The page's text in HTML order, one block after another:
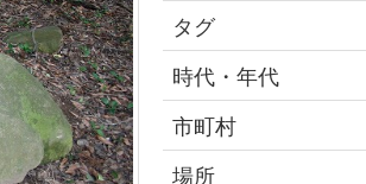
タグ
時代・年代
市町村
場所